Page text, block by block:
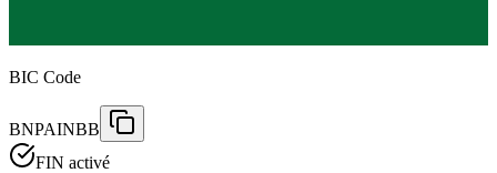
BIC Code
BNPAINBB
FIN activé